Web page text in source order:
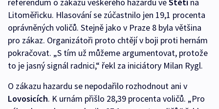
referendum o zákazu veškerého hazardu veŠtětína
Litoměřicku. Hlasování se zúčastnilo jen 19,1 procenta
oprávněných voličů. Stejně jako v Praze 8 byla většina
pro zákaz. Organizátoři proto chtějí v boji proti hernám
pokračovat. „S tím už můžeme argumentovat, protože
to je jasný signál radnici,“ řekl za iniciátory Milan Rygl.
O zákazu hazardu se nepodařilo rozhodnout ani v
Lovosicích. K urnám přišlo 28,39 procenta voličů. „Pro